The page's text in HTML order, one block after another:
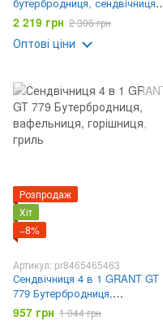
Бургер-машина RAF R2204
600Вт
2 219 грн 2 306 грн
Оптові ціни
Розпродаж
Хіт
−8%
Артикул: pr8465465463
Сендвічниця 4 в 1 GRANT GT
779 Бутербродниця,
вафельниця, горішниця, гриль
957 грн 1 044 грн